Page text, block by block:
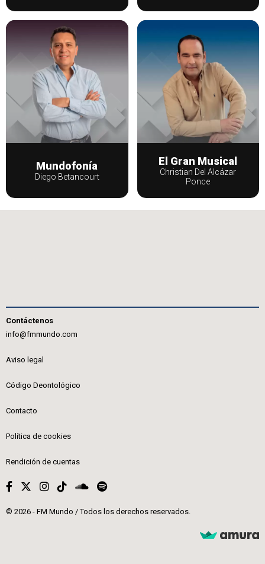
Mundofonía
Diego Betancourt
El Gran Musical
Christian Del Alcázar
Ponce
Contáctenos
info@fmmundo.com
Aviso legal
Código Deontológico
Contacto
Política de cookies
Rendición de cuentas
© 2026 - FM Mundo / Todos los derechos reservados.